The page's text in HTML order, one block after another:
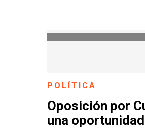
POLÍTICA
Oposición por
una